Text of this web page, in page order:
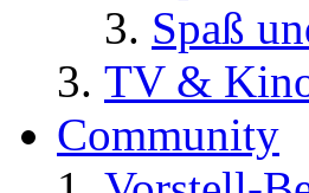
Spaß
TV &
Community